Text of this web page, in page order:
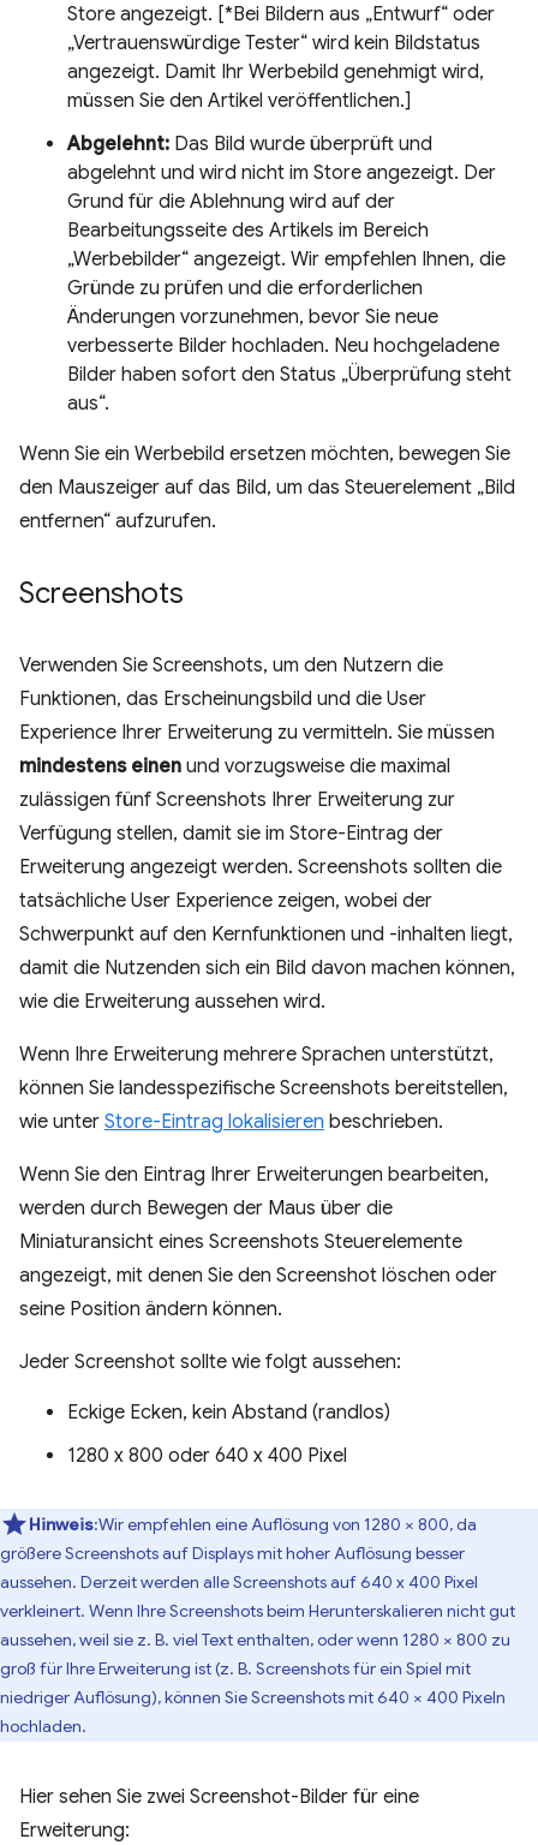
Store angezeigt. [*Bei Bildern aus „Entwurf“ oder
„Vertrauenswürdige Tester“ wird kein Bildstatus
angezeigt. Damit Ihr Werbebild genehmigt wird,
müssen Sie den Artikel veröffentlichen.]
Abgelehnt: Das Bild wurde überprüft und
abgelehnt und wird nicht im Store angezeigt. Der
Grund für die Ablehnung wird auf der
Bearbeitungsseite des Artikels im Bereich
„Werbebilder“ angezeigt. Wir empfehlen Ihnen, die
Gründe zu prüfen und die erforderlichen
Änderungen vorzunehmen, bevor Sie neue
verbesserte Bilder hochladen. Neu hochgeladene
Bilder haben sofort den Status „Überprüfung steht
aus“.
Wenn Sie ein Werbebild ersetzen möchten, bewegen Sie
den Mauszeiger auf das Bild, um das Steuerelement „Bild
entfernen“ aufzurufen.
Screenshots
Verwenden Sie Screenshots, um den Nutzern die
Funktionen, das Erscheinungsbild und die User
Experience Ihrer Erweiterung zu vermitteln. Sie müssen
mindestens einen und vorzugsweise die maximal
zulässigen fünf Screenshots Ihrer Erweiterung zur
Verfügung stellen, damit sie im Store-Eintrag der
Erweiterung angezeigt werden. Screenshots sollten die
tatsächliche User Experience zeigen, wobei der
Schwerpunkt auf den Kernfunktionen und -inhalten liegt,
damit die Nutzenden sich ein Bild davon machen können,
wie die Erweiterung aussehen wird.
Wenn Ihre Erweiterung mehrere Sprachen unterstützt,
können Sie landesspezifische Screenshots bereitstellen,
wie unter Store-Eintrag lokalisieren beschrieben.
Wenn Sie den Eintrag Ihrer Erweiterungen bearbeiten,
werden durch Bewegen der Maus über die
Miniaturansicht eines Screenshots Steuerelemente
angezeigt, mit denen Sie den Screenshot löschen oder
seine Position ändern können.
Jeder Screenshot sollte wie folgt aussehen:
Eckige Ecken, kein Abstand (randlos)
1280 x 800 oder 640 x 400 Pixel
Hinweis:Wir empfehlen eine Auflösung von 1280 × 800, da
größere Screenshots auf Displays mit hoher Auflösung besser
aussehen. Derzeit werden alle Screenshots auf 640 x 400 Pixel
verkleinert. Wenn Ihre Screenshots beim Herunterskalieren nicht gut
aussehen, weil sie z. B. viel Text enthalten, oder wenn 1280 × 800 zu
groß für Ihre Erweiterung ist (z. B. Screenshots für ein Spiel mit
niedriger Auflösung), können Sie Screenshots mit 640 × 400 Pixeln
hochladen.
Hier sehen Sie zwei Screenshot-Bilder für eine
Erweiterung: